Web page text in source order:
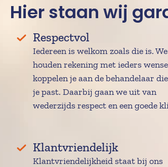
Hier staan wij
Respectvol
Iedereen is welkom zoals die is. We
houden rekening met ieders
koppelen je aan de behandelaar
je past. Daarbij gaan we uit van
wederzijds respect en een goede
Klantvriendelijk
Klantvriendelijkheid staat bij ons